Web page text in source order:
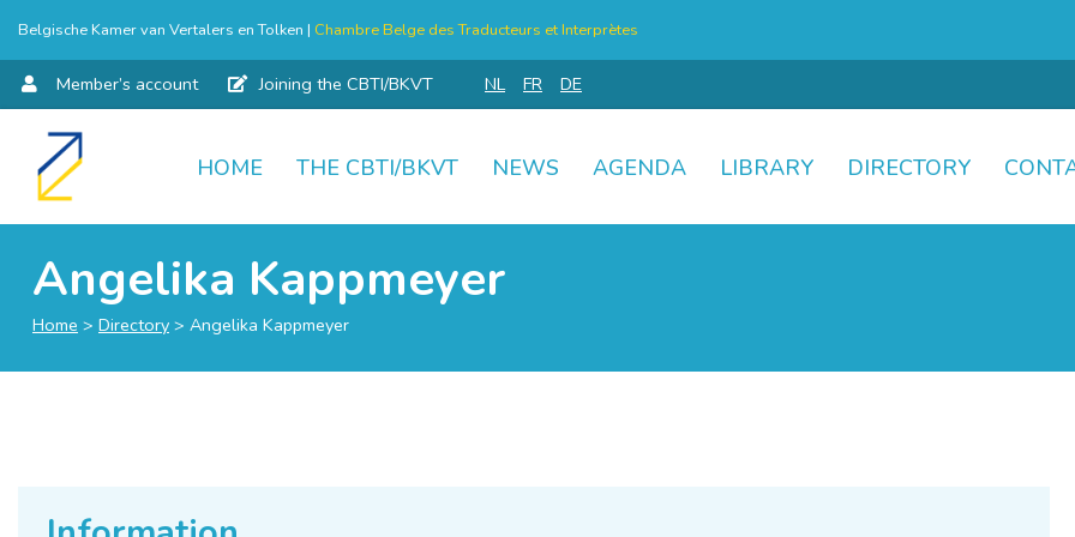
Belgische Kamer van Vertalers en Tolken | Chambre Belge des Traducteurs et Interprètes
Member’s account Joining the CBTI/BKVT NL FR DE
Skip
HOME THE CBTI/BKVT NEWS AGENDA LIBRARY DIRECTORY
Angelika Kappmeyer
Home > Directory > Angelika Kappmeyer